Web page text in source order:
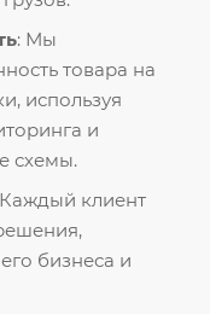
: Мы
товара на
используя
и
схемы.
клиент
бизнеса и